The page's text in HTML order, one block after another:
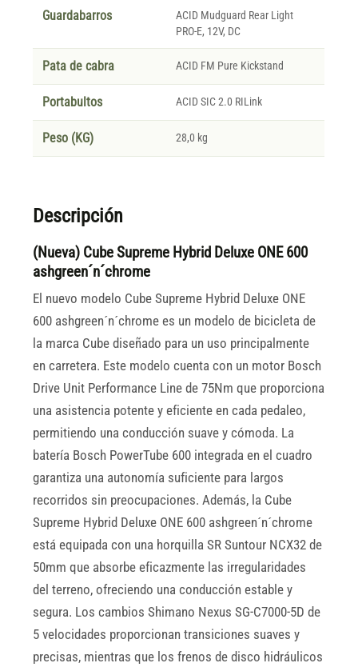
Guardabarros
ACID Mudguard Rear Light
PRO-E, 12V, DC
Pata de cabra ACID FM Pure Kickstand
Portabultos ACID SIC 2.0 RILink
Peso (KG) 28,0 kg
Descripción
(Nueva) Cube Supreme Hybrid Deluxe ONE 600
ashgreen´n´chrome
El nuevo modelo Cube Supreme Hybrid Deluxe ONE
600 ashgreen´n´chrome es un modelo de bicicleta de
la marca Cube diseñado para un uso principalmente
en carretera. Este modelo cuenta con un motor Bosch
Drive Unit Performance Line de 75Nm que proporciona
una asistencia potente y eficiente en cada pedaleo,
permitiendo una conducción suave y cómoda. La
batería Bosch PowerTube 600 integrada en el cuadro
garantiza una autonomía suficiente para largos
recorridos sin preocupaciones. Además, la Cube
Supreme Hybrid Deluxe ONE 600 ashgreen´n´chrome
está equipada con una horquilla SR Suntour NCX32 de
50mm que absorbe eficazmente las irregularidades
del terreno, ofreciendo una conducción estable y
segura. Los cambios Shimano Nexus SG-C7000-5D de
5 velocidades proporcionan transiciones suaves y
precisas, mientras que los frenos de disco hidráulicos